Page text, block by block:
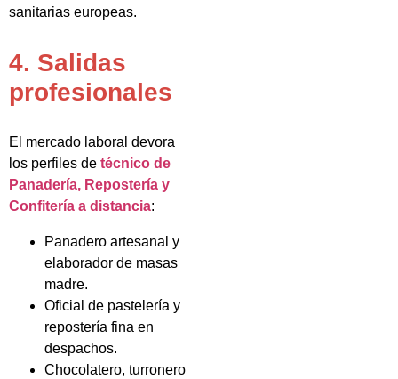
sanitarias europeas.
4. Salidas
profesionales
El mercado laboral devora
los perfiles de técnico de
Panadería, Repostería y
Confitería a distancia:
Panadero artesanal y
elaborador de masas
madre.
Oficial de pastelería y
repostería fina en
despachos.
Chocolatero, turronero